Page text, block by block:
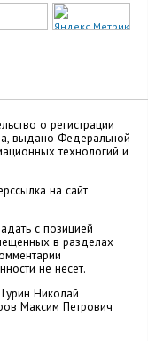
о регистрации
выдано Федеральной
технологий и
на сайт
с позицией
в разделах
не несет.
Николай
Максим Петрович